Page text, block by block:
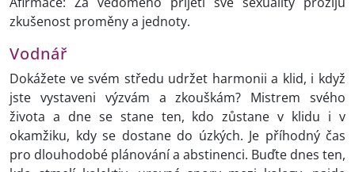
zkušenost proměny a jednoty.
Vodnář
Dokážete ve svém středu udržet harmonii a klid, i když
jste vystaveni výzvám a zkouškám? Mistrem svého
života a dne se stane ten, kdo zůstane v klidu i v
okamžiku, kdy se dostane do úzkých. Je příhodný čas
pro dlouhodobé plánování a abstinenci. Buďte dnes ten,